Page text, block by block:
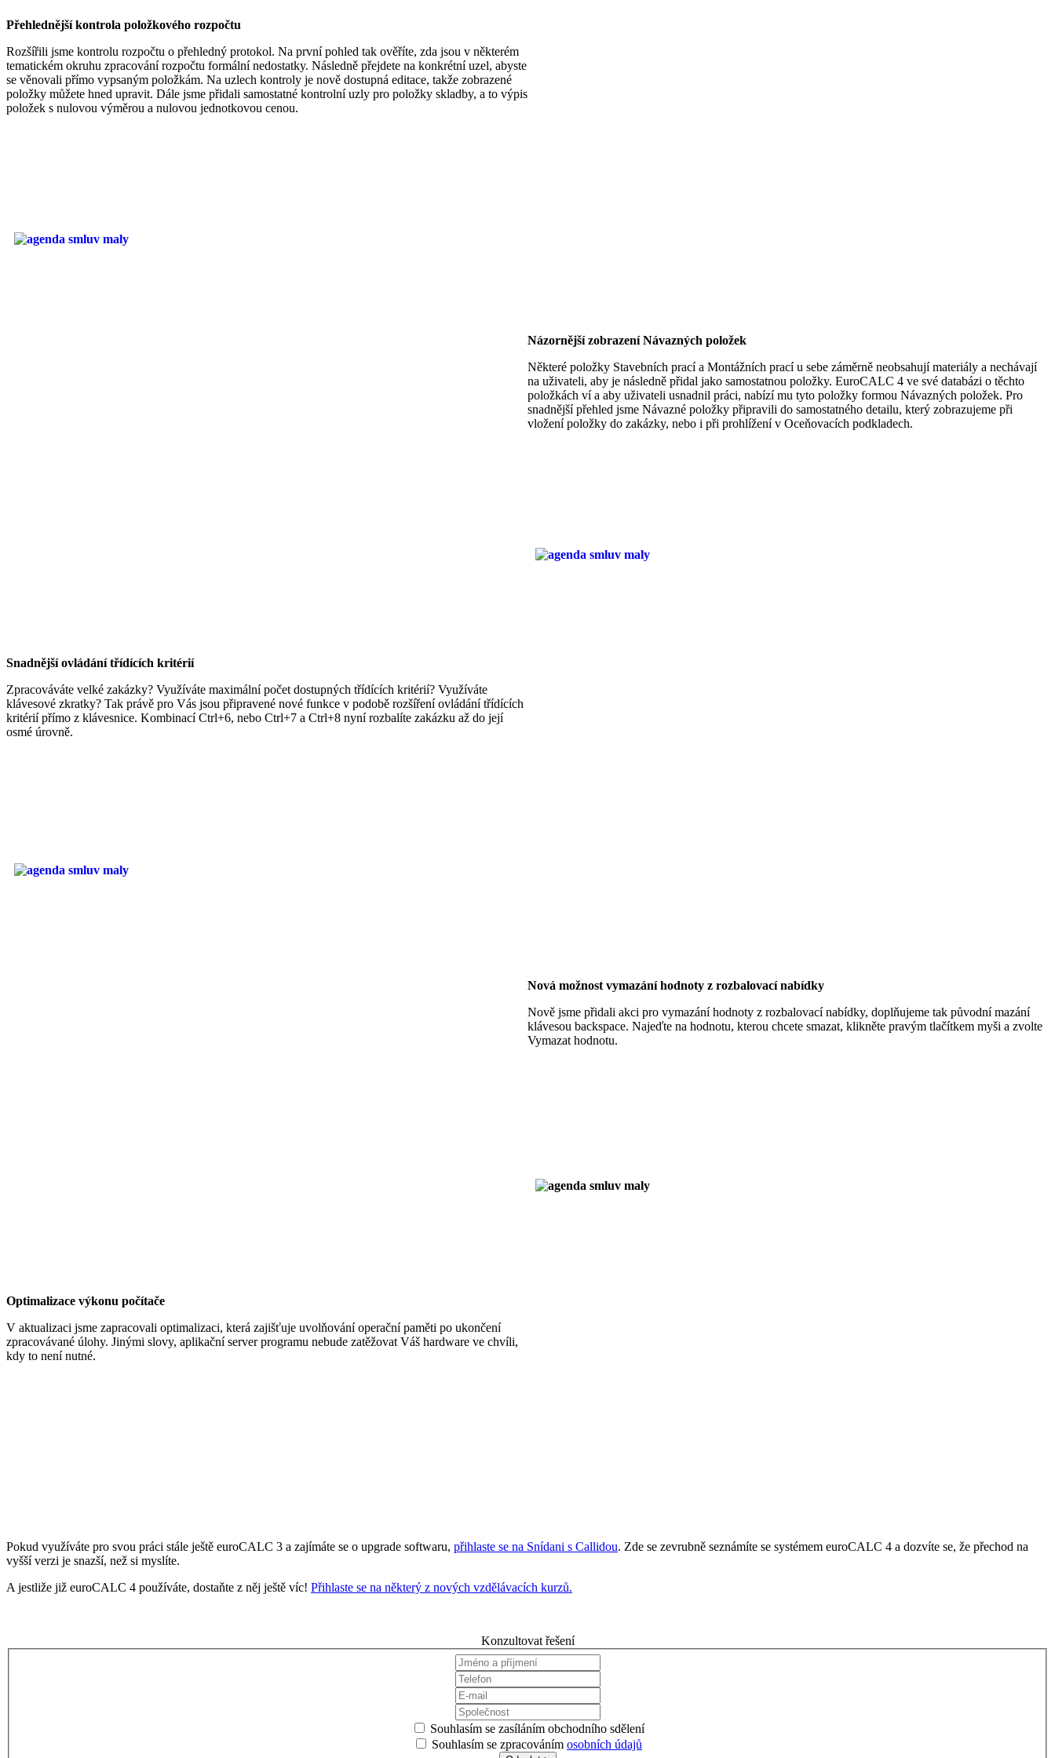
Přehlednější kontrola položkového rozpočtu
Rozšířili jsme kontrolu rozpočtu o přehledný protokol. Na první pohled tak ověříte, zda jsou v některém
tematickém okruhu zpracování rozpočtu formální nedostatky. Následně přejdete na konkrétní uzel, abyste
se věnovali přímo vypsaným položkám. Na uzlech kontroly je nově dostupná editace, takže zobrazené
položky můžete hned upravit. Dále jsme přidali samostatné kontrolní uzly pro položky skladby, a to výpis
položek s nulovou výměrou a nulovou jednotkovou cenou.
Názornější zobrazení Návazných položek
Některé položky Stavebních prací a Montážních prací u sebe záměrně neobsahují materiály a nechávají
na uživateli, aby je následně přidal jako samostatnou položky. EuroCALC 4 ve své databázi o těchto
položkách ví a aby uživateli usnadnil práci, nabízí mu tyto položky formou Návazných položek. Pro
snadnější přehled jsme Návazné položky připravili do samostatného detailu, který zobrazujeme při
vložení položky do zakázky, nebo i při prohlížení v Oceňovacích podkladech.
Snadnější ovládání třídících kritérií
Zpracováváte velké zakázky? Využíváte maximální počet dostupných třídících kritérií? Využíváte
klávesové zkratky? Tak právě pro Vás jsou připravené nové funkce v podobě rozšíření ovládání třídících
kritérií přímo z klávesnice. Kombinací Ctrl+6, nebo Ctrl+7 a Ctrl+8 nyní rozbalíte zakázku až do její
osmé úrovně.
Nová možnost vymazání hodnoty z rozbalovací nabídky
Nově jsme přidali akci pro vymazání hodnoty z rozbalovací nabídky, doplňujeme tak původní mazání
klávesou backspace. Najeďte na hodnotu, kterou chcete smazat, klikněte pravým tlačítkem myši a zvolte
Vymazat hodnotu.
Optimalizace výkonu počítače
V aktualizaci jsme zapracovali optimalizaci, která zajišťuje uvolňování operační paměti po ukončení
zpracovávané úlohy. Jinými slovy, aplikační server programu nebude zatěžovat Váš hardware ve chvíli,
kdy to není nutné.
Pokud využíváte pro svou práci stále ještě euroCALC 3 a zajímáte se o upgrade softwaru, přihlaste se na Snídani s Callidou. Zde se zevrubně seznámíte se systémem euroCALC 4 a dozvíte se, že přechod na
vyšší verzi je snazší, než si myslíte.
A jestliže již euroCALC 4 používáte, dostaňte z něj ještě víc! Přihlaste se na některý z nových vzdělávacích kurzů.
Konzultovat řešení
Souhlasím se zasíláním obchodního sdělení
Souhlasím se zpracováním osobních údajů